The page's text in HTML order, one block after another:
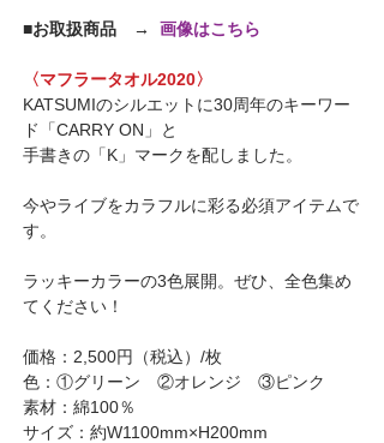
■お取扱商品　→ 画像はこちら
〈マフラータオル2020〉
KATSUMIのシルエットに30周年のキーワー
ド「CARRY ON」と
手書きの「K」マークを配しました。
今やライブをカラフルに彩る必須アイテムで
す。
ラッキーカラーの3色展開。ぜひ、全色集め
てください！
価格：2,500円（税込）/枚
色：①グリーン　②オレンジ　③ピンク
素材：綿100％
サイズ：約W1100mm×H200mm